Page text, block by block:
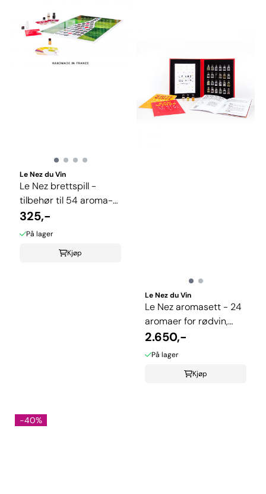
Le Nez du Vin
Le Nez brettspill -
tilbehør til 54 aroma-
settet
325,-
På lager
Kjøp
Le Nez du Vin
Le Nez aromasett - 24
aromaer for rødvin,
hvitvin og musserende
2.650,-
På lager
Kjøp
-40%